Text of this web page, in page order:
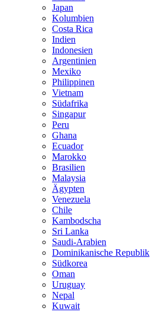
Japan
Kolumbien
Costa Rica
Indien
Indonesien
Argentinien
Mexiko
Philippinen
Vietnam
Südafrika
Singapur
Peru
Ghana
Ecuador
Marokko
Brasilien
Malaysia
Ägypten
Venezuela
Chile
Kambodscha
Sri Lanka
Saudi-Arabien
Dominikanische Republik
Südkorea
Oman
Uruguay
Nepal
Kuwait